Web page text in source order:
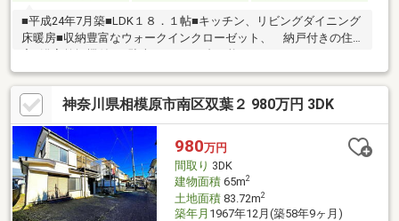
■平成24年7月築■LDK１８．１帖■キッチン、リビングダイニング
床暖房■収納豊富なウォークインクローゼット、 納戸付きの住
宅■浴室乾燥機付き■駐車スペース2台可能
神奈川県相模原市南区双葉２ 980万円 3DK
980万円
間取り 3DK
建物面積65m2
土地面積83.72m2
築年月 1967年12月(築58年9ヶ月)